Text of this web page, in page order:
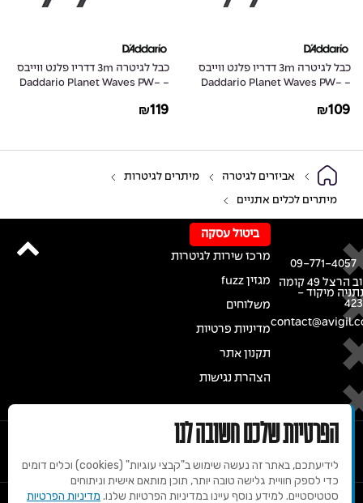
כבל לגיטרה 3m דדריו פלנט ווייבס
- Daddario Planet Waves PW-
₪109
כבל לגיטרה 3m דדריו פלנט ווייבס
- Daddario Planet Waves PW-
₪119
אביזרים לגיטרה מיתרים לגיטרות
מיתרים לכלים אתניים
רחוב הרצל 49 קומה
מיקוד -
09-771-4057
ביטול עסקה
מרכז שירות לגיטרות
מגזין fuzz
משלוחים
מדיניות פרטיות
תקנון אתר
הצהרת נגישות
הפרטיות שלכם חשובה לנו
לידיעתכם, באתר זה נעשה שימוש ב"קבצי עוגיות" (cookies) וכלים דומים
כדי לספק חוויית גלישה טובה יותר, תוכן מותאם אישית וניתוחים
סטטיסטיים. למידע נוסף עיינו במדיניות הפרטיות שלנו. מדיניות הפרטיות